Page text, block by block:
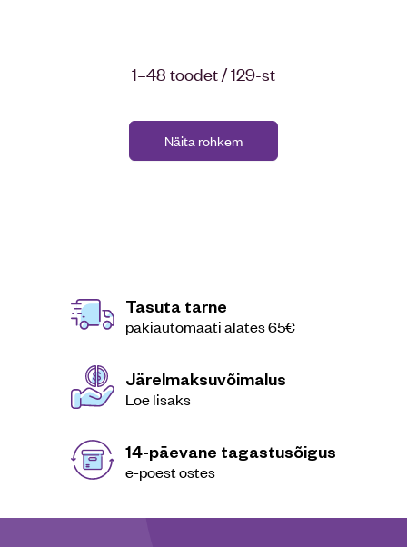
1–48 toodet / 129-st
Näita rohkem
Tasuta tarne
pakiautomaati alates 65€
Järelmaksuvõimalus
Loe lisaks
14-päevane tagastusõigus
e-poest ostes